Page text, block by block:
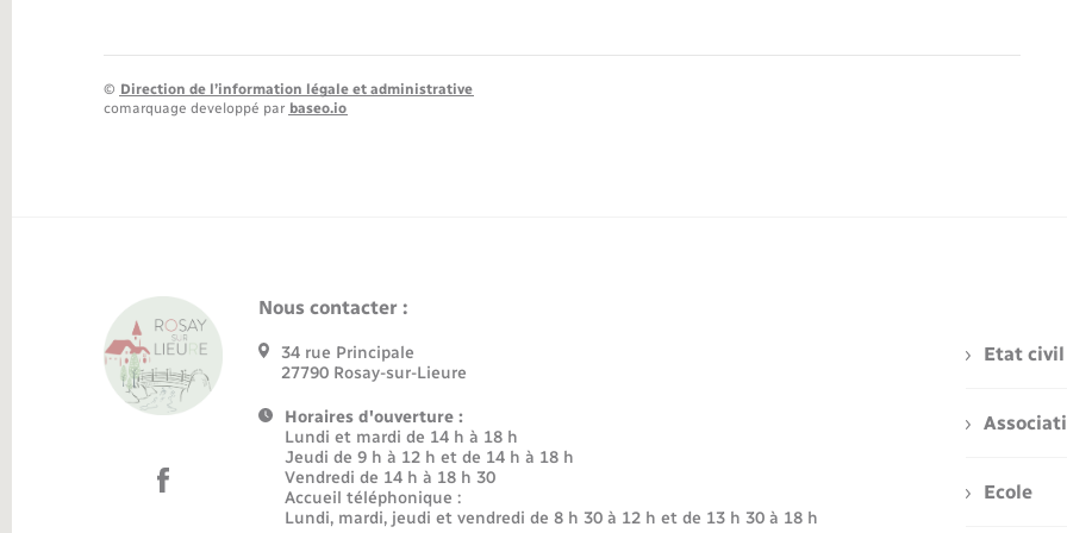
© Direction de l’information légale et administrative
comarquage developpé par baseo.io
Nous contacter :
34 rue Principale
27790 Rosay-sur-Lieure
Horaires d'ouverture :
Lundi et mardi de 14 h à 18 h
Jeudi de 9 h à 12 h et de 14 h à 18 h
Vendredi de 14 h à 18 h 30
Accueil téléphonique :
Lundi, mardi, jeudi et vendredi de 8 h 30 à 12 h et de 13 h 30 à 18 h
Etat civil
Ecole